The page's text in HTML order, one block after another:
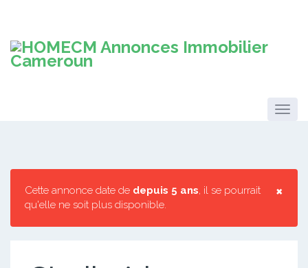
×
Cette annonce date de depuis 5 ans, il se pourrait
qu'elle ne soit plus disponible.